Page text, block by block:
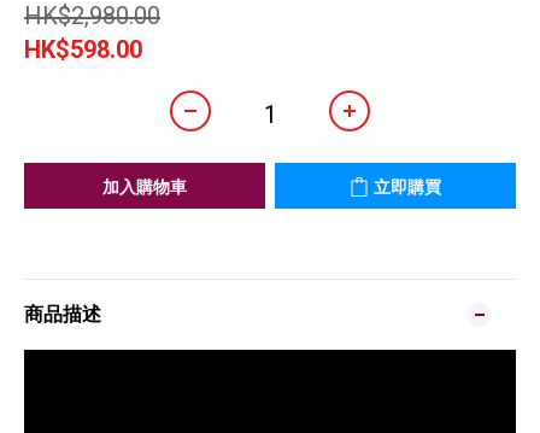
HK$2,980.00
HK$598.00
加入購物車 立即購買
商品描述